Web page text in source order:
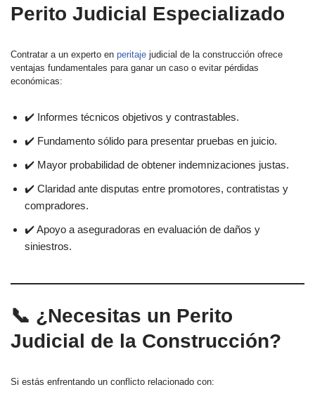
Perito Judicial Especializado
Contratar a un experto en peritaje judicial de la construcción ofrece
ventajas fundamentales para ganar un caso o evitar pérdidas
económicas:
✔️ Informes técnicos objetivos y contrastables.
✔️ Fundamento sólido para presentar pruebas en juicio.
✔️ Mayor probabilidad de obtener indemnizaciones justas.
✔️ Claridad ante disputas entre promotores, contratistas y
compradores.
✔️ Apoyo a aseguradoras en evaluación de daños y
siniestros.
📞 ¿Necesitas un Perito
Judicial de la Construcción?
Si estás enfrentando un conflicto relacionado con: